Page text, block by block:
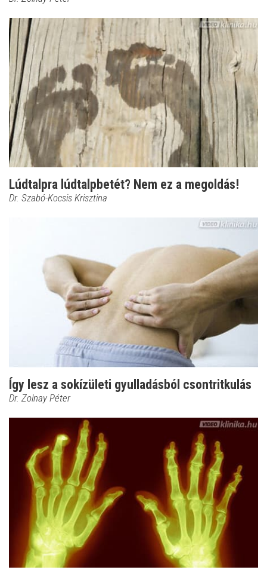
Lúdtalpra lúdtalpbetét? Nem ez a megoldás!
Dr. Szabó-Kocsis Krisztina
Így lesz a sokízületi gyulladásból csontritkulás
Dr. Zolnay Péter